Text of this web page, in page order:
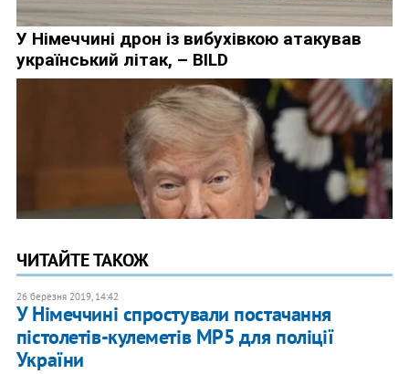
ЧИТАЙТЕ ТАКОЖ
26 березня 2019, 14:42
У Німеччині спростували постачання
пістолетів-кулеметів MP5 для поліції
України